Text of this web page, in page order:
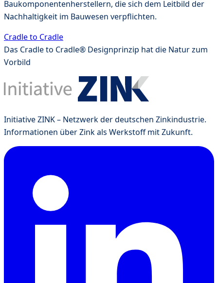
Baukomponentenherstellern, die sich dem Leitbild der
Nachhaltigkeit im Bauwesen verpflichten.
Cradle to Cradle
Das Cradle to Cradle® Designprinzip hat die Natur zum
Vorbild
Initiative ZINK – Netzwerk der deutschen Zinkindustrie.
Informationen über Zink als Werkstoff mit Zukunft.